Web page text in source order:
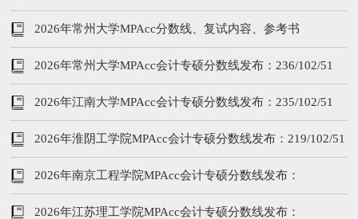
2026年常州大学MPAcc分数线、复试内容、参考书
2026年常州大学MPAcc会计专硕分数线发布：236/102/51
2026年江南大学MPAcc会计专硕分数线发布：235/102/51
2026年淮阴工学院MPAcc会计专硕分数线发布：219/102/51
2026年南京工程学院MPAcc会计专硕分数线发布：
209/102/51
2026年江苏理工学院MPAcc会计专硕分数线发布：